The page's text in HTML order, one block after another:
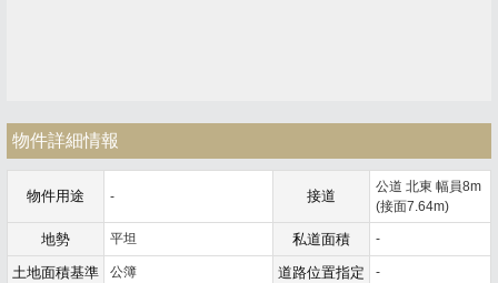
物件詳細情報
物件用途 - 接道
公道 北東 幅員8m
(接面7.64m)
地勢 平坦 私道面積 -
土地面積基準 公簿 道路位置指定 -